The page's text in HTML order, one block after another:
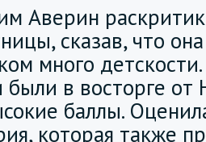
Аверин
сказав, что
много
в восторге от
баллы.
которая также